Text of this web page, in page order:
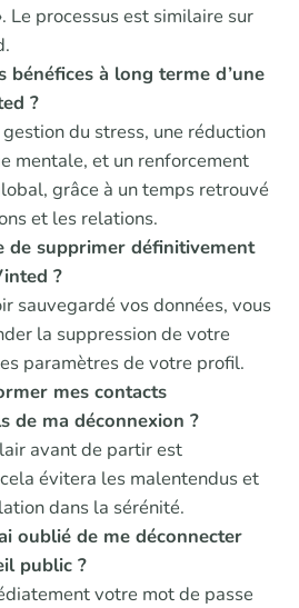
Le processus est similaire sur
bénéfices à long terme d’une
?
du stress, une réduction
mentale, et un renforcement
grâce à un temps retrouvé
et les relations.
de supprimer définitivement
?
sauvegardé vos données, vous
la suppression de votre
paramètres de votre profil.
mes contacts
de ma déconnexion ?
avant de partir est
évitera les malentendus et
dans la sérénité.
oublié de me déconnecter
public ?
votre mot de passe